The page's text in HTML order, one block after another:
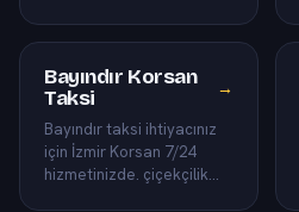
Bayındır Korsan
Taksi
→
Bayındır taksi ihtiyacınız
için İzmir Korsan 7/24
hizmetinizde. çiçekçilik